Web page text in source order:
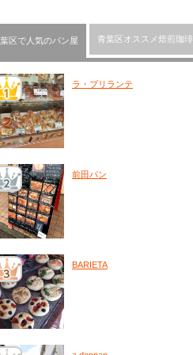
区で人気のパン屋 青葉区オススメ焙煎珈琲
ラ・ブリランテ
前田パン
BARIETA